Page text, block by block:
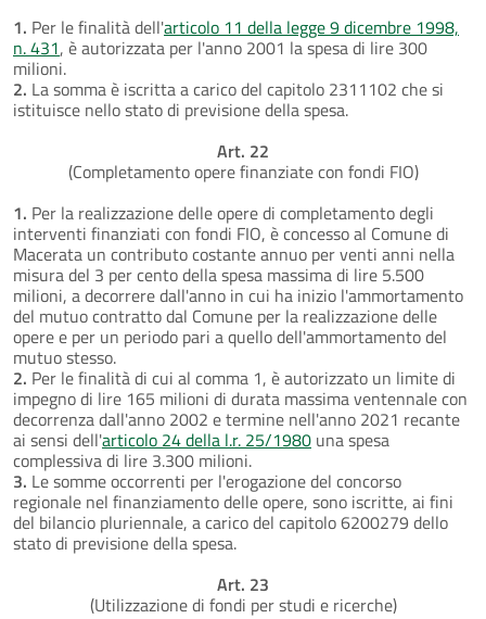
1. Per le finalità dell'articolo 11 della legge 9 dicembre 1998,
n. 431, è autorizzata per l'anno 2001 la spesa di lire 300
milioni.
2. La somma è iscritta a carico del capitolo 2311102 che si
istituisce nello stato di previsione della spesa.
Art. 22
(Completamento opere finanziate con fondi FIO)
1. Per la realizzazione delle opere di completamento degli
interventi finanziati con fondi FIO, è concesso al Comune di
Macerata un contributo costante annuo per venti anni nella
misura del 3 per cento della spesa massima di lire 5.500
milioni, a decorrere dall'anno in cui ha inizio l'ammortamento
del mutuo contratto dal Comune per la realizzazione delle
opere e per un periodo pari a quello dell'ammortamento del
mutuo stesso.
2. Per le finalità di cui al comma 1, è autorizzato un limite di
impegno di lire 165 milioni di durata massima ventennale con
decorrenza dall'anno 2002 e termine nell'anno 2021 recante
ai sensi dell'articolo 24 della l.r. 25/1980 una spesa
complessiva di lire 3.300 milioni.
3. Le somme occorrenti per l'erogazione del concorso
regionale nel finanziamento delle opere, sono iscritte, ai fini
del bilancio pluriennale, a carico del capitolo 6200279 dello
stato di previsione della spesa.
Art. 23
(Utilizzazione di fondi per studi e ricerche)